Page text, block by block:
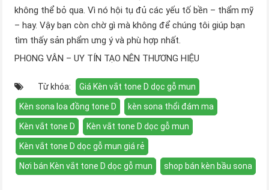
không thể bỏ qua. Vì nó hội tụ đủ các yếu tố bền – thẩm mỹ
– hay. Vậy bạn còn chờ gì mà không để chúng tôi giúp bạn
tìm thấy sản phẩm ưng ý và phù hợp nhất.
PHONG VÂN – UY TÍN TẠO NÊN THƯƠNG HIỆU
Từ khóa: Giá Kèn vắt tone D dọc gỗ mun
Kèn sona loa đồng tone D kèn sona thổi đám ma
Kèn vắt tone D Kèn vắt tone D dọc gỗ mun
Kèn vắt tone D dọc gỗ mun giá rẻ
Nơi bán Kèn vắt tone D dọc gỗ mun shop bán kèn bầu sona